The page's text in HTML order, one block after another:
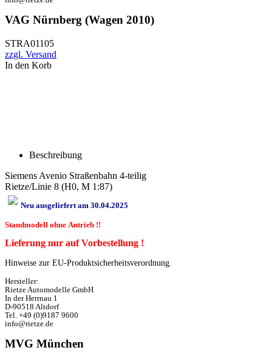
VAG Nürnberg (Wagen 2010)
STRA01105
zzgl. Versand
In den Korb
Beschreibung
Siemens Avenio Straßenbahn 4-teilig
Rietze/Linie 8 (H0, M 1:87)
Neu ausgeliefert am 30.04.2025
Standmodell ohne Antrieb !!
Lieferung nur auf Vorbestellung !
Hinweise zur EU-Produktsicherheitsverordnung.
Hersteller:
Rietze Automodelle GmbH
In der Herrnau 1
D-90518 Altdorf
Tel. +49 (0)9187 9600
info@rietze.de
MVG München